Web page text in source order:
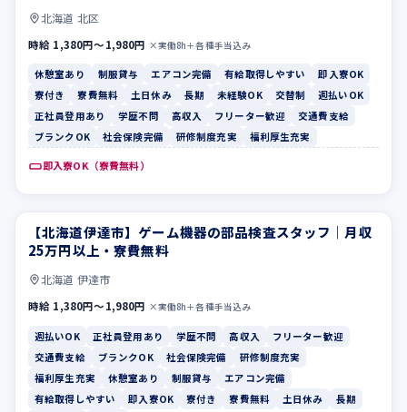
北海道 北区
時給 1,380円〜1,980円 ×実働8h＋各種手当込み
休憩室あり 制服貸与 エアコン完備 有給取得しやすい
即入寮OK
寮付き
寮費無料 土日休み 長期 未経験OK 交替制
週払いOK
正社員登用あり
学歴不問 高収入 フリーター歓迎
交通費支給
ブランクOK
社会保険完備 研修制度充実 福利厚生充実
即入寮OK（寮費無料）
週払いOK 正社員登用あり
【北海道伊達市】ゲーム機器の部品検査スタッフ｜月収
25万円以上・寮費無料
北海道 伊達市
時給 1,380円〜1,980円 ×実働8h＋各種手当込み
週払いOK 正社員登用あり 学歴不問 高収入
フリーター歓迎
交通費支給
ブランクOK 社会保険完備
研修制度充実
福利厚生充実
休憩室あり 制服貸与
エアコン完備
有給取得しやすい
即入寮OK 寮付き 寮費無料 土日休み
長期